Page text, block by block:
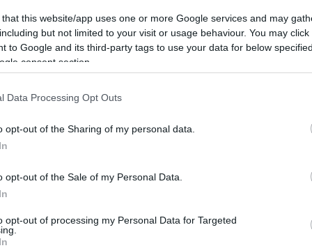
that this website/app uses one or more Google services and may
but not limited to your visit or usage behaviour. You may
to Google and its third-party tags to use your data for below
consent section.
Data Processing Opt Outs
opt-out of the Sharing of my personal data.
opt-out of the Sale of my Personal Data.
opt-out of processing my Personal Data for Targeted
απώλεια δοντιών
στο
στοProtothema.gr
ΠΡΟΣΘΗΚΗ ΣΧΟΛΙΟΥ